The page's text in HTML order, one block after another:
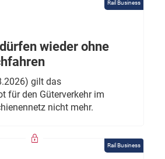
Rail Business
wieder ohne
gilt das
für den Güterverkehr im
nicht mehr.
Rail Business